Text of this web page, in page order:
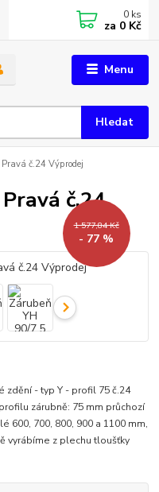
Menu
Hledat
0 ks
za 0 Kč
č.24 Výprodej
č.24
1 577,84 Kč
- 77 %
zdění - typ Y - profil 75 č.24
zárubně: 75 mm průchozí
600, 700, 800, 900 a 1100 mm,
vyrábíme z plechu tloušťky